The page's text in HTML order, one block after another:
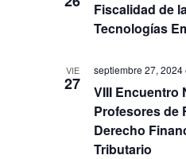
Fiscalidad de
Tecnologías
VIE
27
septiembre 27, 2024
VIII Encuentro
Profesores de
Derecho
Tributario